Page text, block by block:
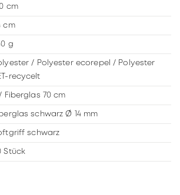
cm
cm
g
/ Polyester ecorepel / Polyester
recycelt
Fiberglas 70 cm
schwarz Ø 14 mm
schwarz
Stück